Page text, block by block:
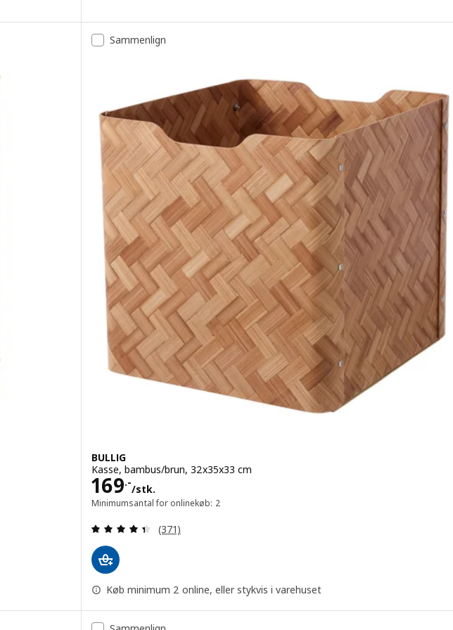
Sammenlign
BULLIG
Kasse, bambus/brun, 32x35x33 cm
169.-
/stk.
Pris 169.-/stk.
Minimumsantal for onlinekøb: 2
Anmeld: 4.4 ud af 5 Stjerner. Anmeldelser i alt:
(371)
Køb minimum 2 online, eller stykvis i varehuset